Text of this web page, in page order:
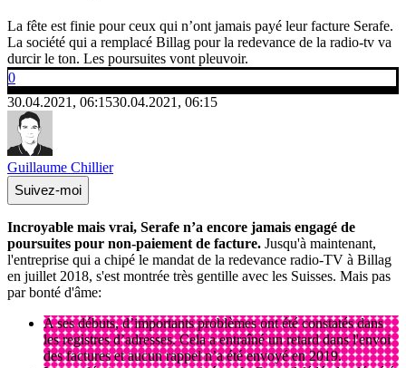
La fête est finie pour ceux qui n’ont jamais payé leur facture Serafe.
La société qui a remplacé Billag pour la redevance de la radio-tv va
durcir le ton. Les poursuites vont pleuvoir.
0
30.04.2021, 06:1530.04.2021, 06:15
Guillaume Chillier
Suivez-moi
Incroyable mais vrai, Serafe n’a encore jamais engagé de
poursuites pour non-paiement de facture. Jusqu'à maintenant,
l'entreprise qui a chipé le mandat de la redevance radio-TV à Billag
en juillet 2018, s'est montrée très gentille avec les Suisses. Mais pas
par bonté d'âme:
A ses débuts, d’importants problèmes ont été constatés dans
les registres d’adresses. Cela a entraîné un retard dans l'envoi
des factures et aucun rappel n’a été envoyé en 2019.